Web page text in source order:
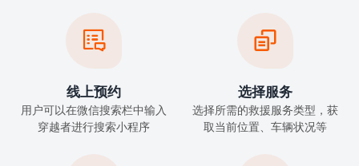

线上预约
用户可以在微信搜索栏中输入
穿越者进行搜索小程序

选择服务
选择所需的救援服务类型，获
取当前位置、车辆状况等